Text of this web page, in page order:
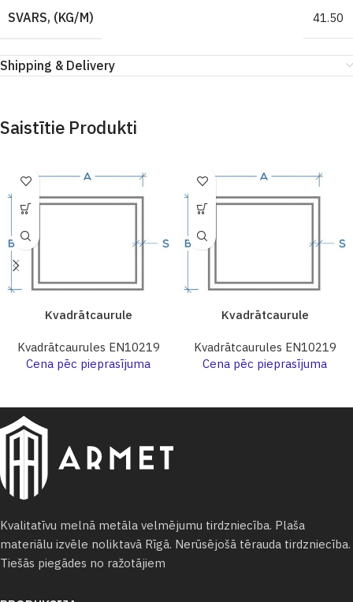
SVARS, (KG/M) 41.50
Shipping & Delivery
Saistītie Produkti
Kvadrātcaurule
Kvadrātcaurules EN10219
Cena pēc pieprasījuma
Kvadrātcaurule
Kvadrātcaurules EN10219
Cena pēc pieprasījuma
Kvalitatīvu melnā metāla velmējumu tirdzniecība. Plaša
materiālu izvēle noliktavā Rīgā. Nerūsējošā tērauda tirdzniecība.
Tiešās piegādes no ražotājiem